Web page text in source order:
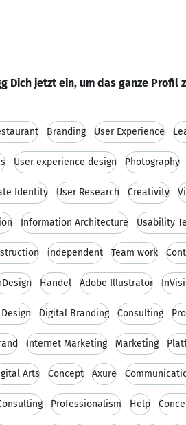
Dich jetzt ein, um das ganze Profil
Branding User Experience
User experience design Photography
Identity User Research Creativity
Information Architecture Usability
independent Team work
Handel Adobe Illustrator
Digital Branding Consulting
Internet Marketing Marketing
Arts Concept Axure
Professionalism Help